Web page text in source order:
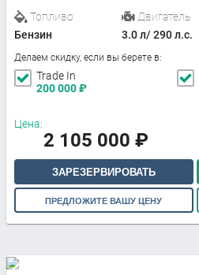
Топливо
Бензин
Двигатель
3.0 л/ 290 л.с.
Делаем скидку, если вы берете в:
Trade In
200 000₽
Цена:
2 105 000 ₽
ЗАРЕЗЕРВИРОВАТЬ
ПРЕДЛОЖИТЕ ВАШУ ЦЕНУ